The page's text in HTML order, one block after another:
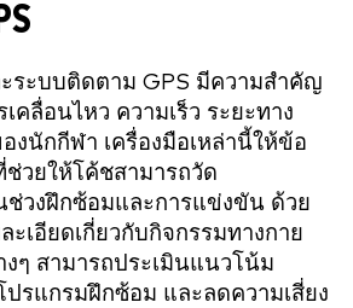
ระบบติดตาม GPS มีความสำคัญ
คลื่อนไหว ความเร็ว ระยะทาง
งนักกีฬา เครื่องมือเหล่านี้ให้ข้อ
วยให้โค้ชสามารถวัด
ช่วงฝึกซ้อมและการแข่งขัน ด้วย
เอียดเกี่ยวกับกิจกรรมทางกาย
ๆ สามารถประเมินแนวโน้ม
รแกรมฝึกซ้อม และลดความเสี่ยง